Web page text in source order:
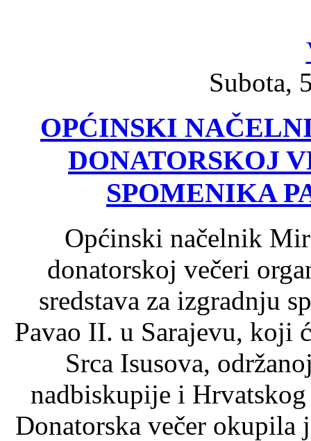
Subota,
OPĆINSKI
DONATORSKOJ
SPOMENIKA
Općinski načelnik
donatorskoj večeri
sredstava za izgradnju
Pavao II. u Sarajevu, koji
Srca Isusova,
nadbiskupije i
Donatorska večer okupila